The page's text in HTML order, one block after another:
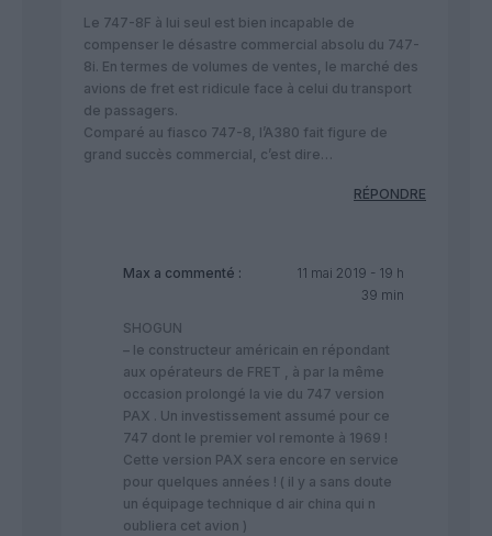
Le 747-8F à lui seul est bien incapable de
compenser le désastre commercial absolu du 747-
8i. En termes de volumes de ventes, le marché des
avions de fret est ridicule face à celui du transport
de passagers.
Comparé au fiasco 747-8, l’A380 fait figure de
grand succès commercial, c’est dire…
RÉPONDRE
Max a commenté :
11 mai 2019 - 19 h
39 min
SHOGUN
– le constructeur américain en répondant
aux opérateurs de FRET , à par la même
occasion prolongé la vie du 747 version
PAX . Un investissement assumé pour ce
747 dont le premier vol remonte à 1969 !
Cette version PAX sera encore en service
pour quelques années ! ( il y a sans doute
un équipage technique d air china qui n
oubliera cet avion )